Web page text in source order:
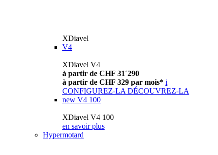
XDiavel
V4
XDiavel V4
à partir de CHF 31´290
à partir de CHF 329 par mois* i
CONFIGUREZ-LA DÉCOUVREZ-LA
new V4 100
XDiavel V4 100
en savoir plus
Hypermotard